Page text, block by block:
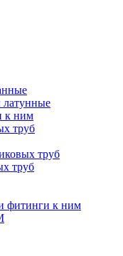
к ним
труб
труб
труб
фитинги к ним